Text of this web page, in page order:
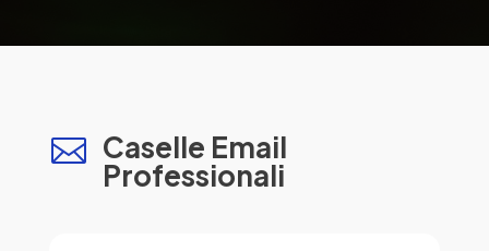
 Caselle Email
Professionali